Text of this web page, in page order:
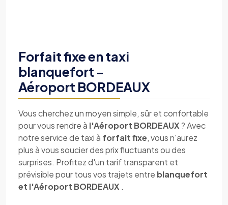
Forfait fixe en taxi
blanquefort -
Aéroport BORDEAUX
Vous cherchez un moyen simple, sûr et confortable
pour vous rendre à l'Aéroport BORDEAUX? Avec
notre service de taxi à forfait fixe, vous n'aurez
plus à vous soucier des prix fluctuants ou des
surprises. Profitez d'un tarif transparent et
prévisible pour tous vos trajets entre blanquefort
et l'Aéroport BORDEAUX .